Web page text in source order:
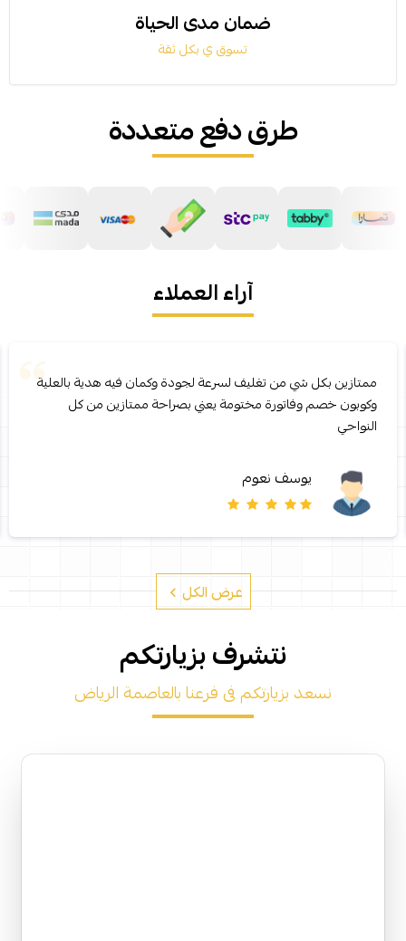
ضمان مدى الحياة
تسوق ي بكل ثقة
طرق دفع متعددة
آراء العملاء
ممتازين بكل شي من تغليف لسرعة لجودة وكمان فيه هدية بالعلية
وكوبون خصم وفاتورة مختومة يعني بصراحة ممتازين من كل
النواحي
يوسف نعوم
عرض الكل
نتشرف بزيارتكم
نسعد بزيارتكم فى فرعنا بالعاصمة الرياض